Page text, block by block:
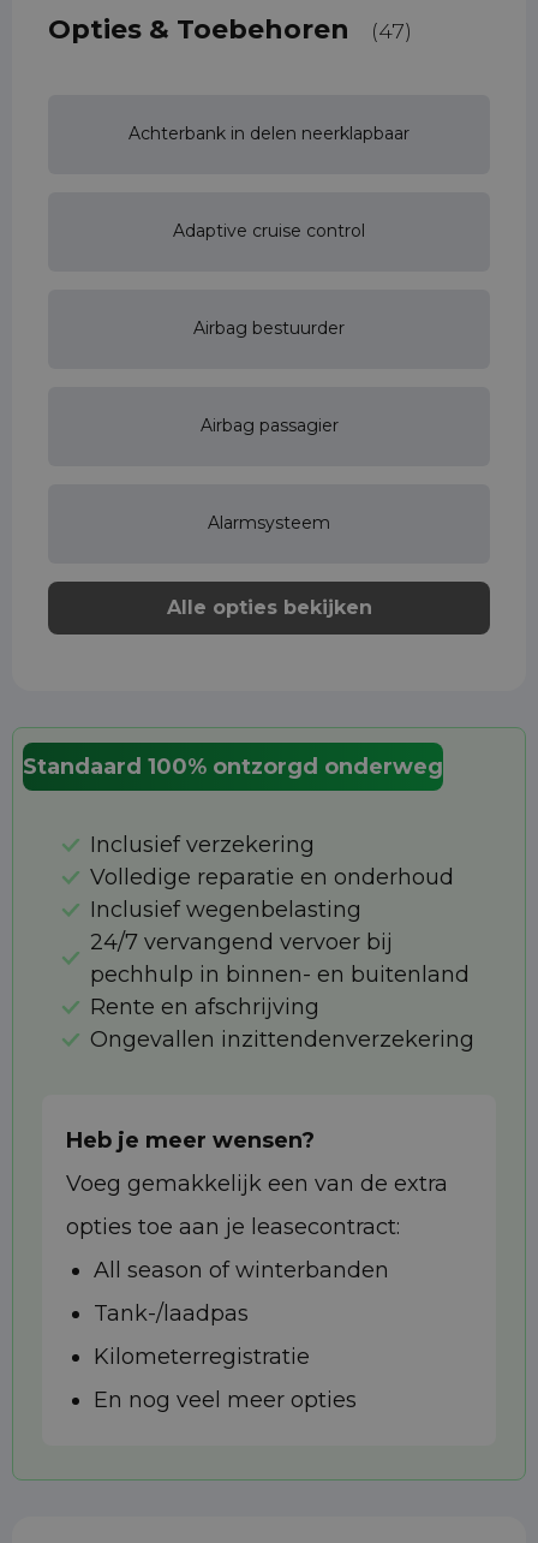
Opties & Toebehoren (47)
Achterbank in delen neerklapbaar
Adaptive cruise control
Airbag bestuurder
Airbag passagier
Alarmsysteem
Alle opties bekijken
Standaard 100% ontzorgd onderweg
Inclusief verzekering
Volledige reparatie en onderhoud
Inclusief wegenbelasting
24/7 vervangend vervoer bij
pechhulp in binnen- en buitenland
Rente en afschrijving
Ongevallen inzittendenverzekering
Heb je meer wensen?
Voeg gemakkelijk een van de extra
opties toe aan je leasecontract:
All season of winterbanden
Tank-/laadpas
Kilometerregistratie
En nog veel meer opties